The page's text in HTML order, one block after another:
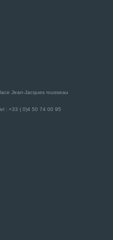
Jean-Jacques rousseau
: +33 ( 0)4 50 74 00 95